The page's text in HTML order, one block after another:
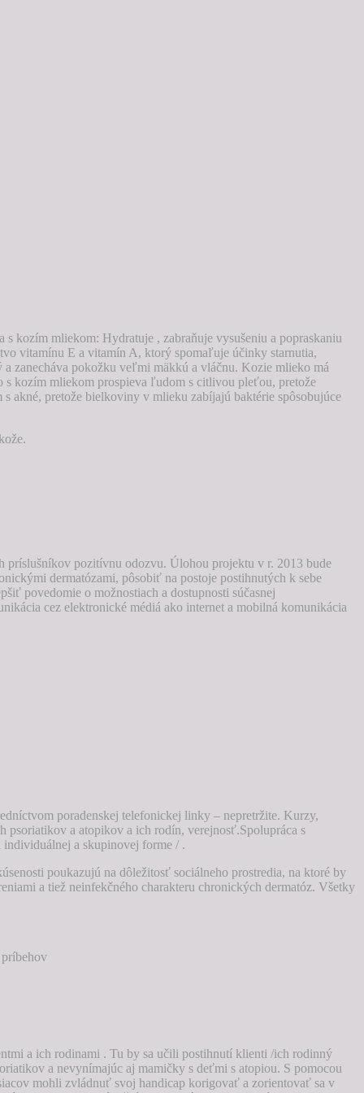
kozím mliekom: Hydratuje , zabraňuje vysušeniu a popraskaniu
vitamínu E a vitamín A, ktorý spomaľuje účinky starnutia,
zanecháva pokožku veľmi mäkkú a vláčnu. Kozie mlieko má
s kozím mliekom prospieva ľudom s citlivou pleťou, pretože
akné, pretože bielkoviny v mlieku zabíjajú baktérie spôsobujúce
pozitívnu odozvu. Úlohou projektu v r. 2013 bude
dermatózami, pôsobiť na postoje postihnutých k sebe
povedomie o možnostiach a dostupnosti súčasnej
cez elektronické médiá ako internet a mobilná komunikácia
poradenskej telefonickej linky – nepretržite. Kurzy,
psoriatikov a atopikov a ich rodín, verejnosť.Spolupráca s
individuálnej a skupinovej forme / .
poukazujú na dôležitosť sociálneho prostredia, na ktoré by
a tiež neinfekčného charakteru chronických dermatóz. Všetky
a ich rodinami . Tu by sa učili postihnutí klienti /ich rodinný
a nevynímajúc aj mamičky s deťmi s atopiou. S pomocou
mohli zvládnuť svoj handicap korigovať a zorientovať sa v